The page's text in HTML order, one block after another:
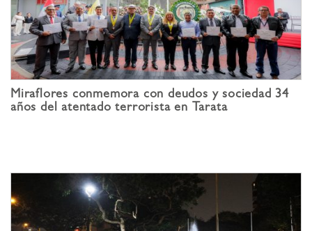
Miraflores conmemora con deudos y sociedad 34
años del atentado terrorista en Tarata